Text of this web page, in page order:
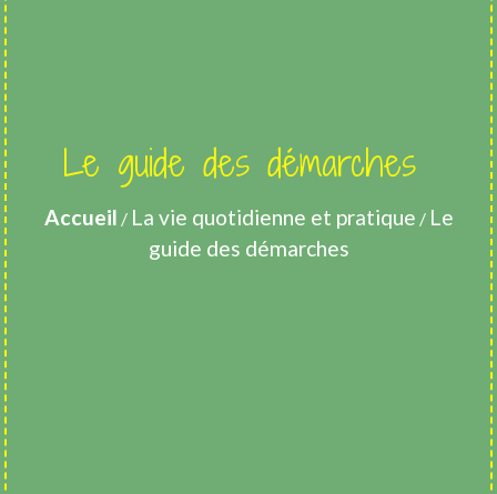
Le guide des démarches
Accueil / La vie quotidienne et pratique / Le
guide des démarches